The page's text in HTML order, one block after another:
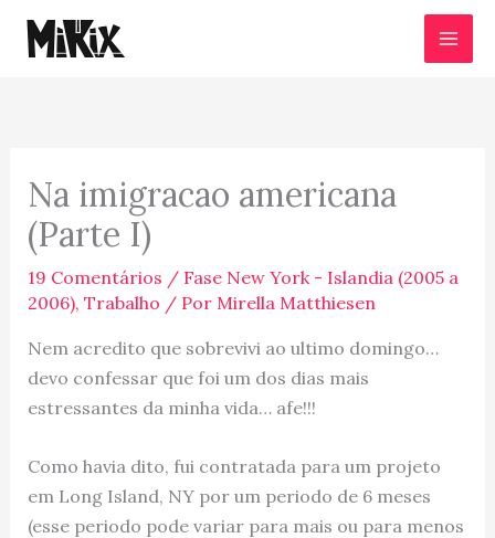
para
Na imigracao americana
(Parte I)
19 Comentários / Fase New York - Islandia (2005 a
2006), Trabalho / Por Mirella Matthiesen
Nem acredito que sobrevivi ao ultimo domingo…
devo confessar que foi um dos dias mais
estressantes da minha vida… afe!!!
Como havia dito, fui contratada para um projeto
em Long Island, NY por um periodo de 6 meses
(esse periodo pode variar para mais ou para menos